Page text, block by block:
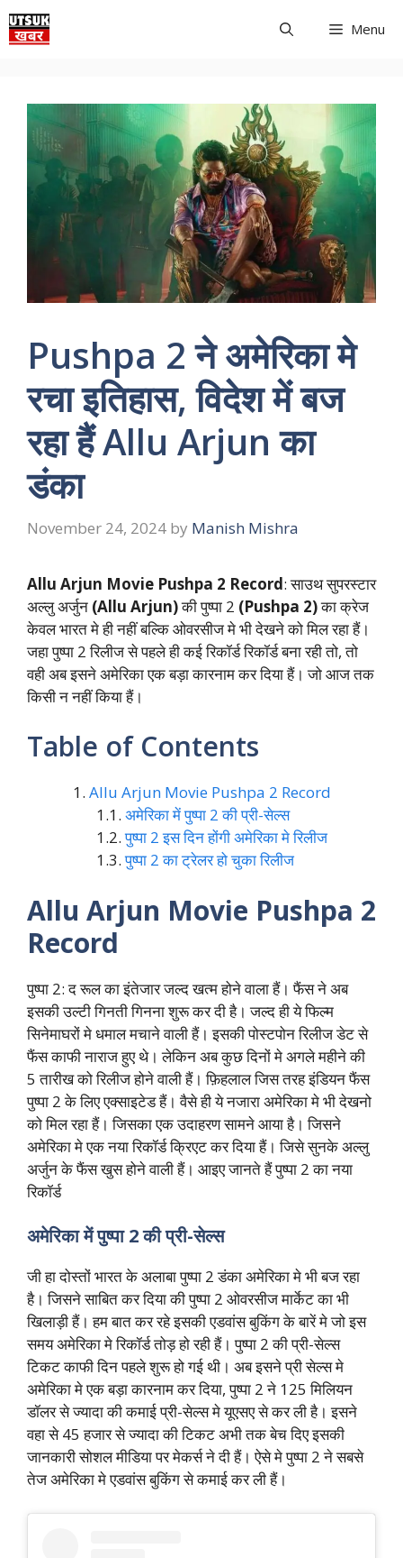
Skip
to
Menu
Pushpa 2 ने अमेरिका मे
रचा इतिहास, विदेश में बज
रहा हैं Allu Arjun का
डंका
November 24, 2024 by Manish Mishra
Allu Arjun Movie Pushpa 2 Record: साउथ सुपरस्टार
अल्लु अर्जुन (Allu Arjun)की पुष्पा 2 (Pushpa 2)का क्रेज
केवल भारत मे ही नहीं बल्कि ओवरसीज मे भी देखने को मिल रहा हैं।
जहा पुष्पा 2 रिलीज से पहले ही कई रिकॉर्ड रिकॉर्ड बना रही तो, तो
वही अब इसने अमेरिका एक बड़ा कारनाम कर दिया हैं। जो आज तक
किसी न नहीं किया हैं।
Table of Contents
Allu Arjun Movie Pushpa 2 Record
अमेरिका में पुष्पा 2 की प्री-सेल्स
पुष्पा 2 इस दिन होंगी अमेरिका मे रिलीज
पुष्पा 2 का ट्रेलर हो चुका रिलीज
Allu Arjun Movie Pushpa 2
Record
पुष्पा 2: द रूल का इंतेजार जल्द खत्म होने वाला हैं। फैंस ने अब
इसकी उल्टी गिनती गिनना शुरू कर दी है। जल्द ही ये फिल्म
सिनेमाघरों मे धमाल मचाने वाली हैं। इसकी पोस्टपोन रिलीज डेट से
फैंस काफी नाराज हुए थे। लेकिन अब कुछ दिनों मे अगले महीने की
5 तारीख को रिलीज होने वाली हैं। फ़िहलाल जिस तरह इंडियन फैंस
पुष्पा 2 के लिए एक्साइटेड हैं। वैसे ही ये नजारा अमेरिका मे भी देखनो
को मिल रहा हैं। जिसका एक उदाहरण सामने आया है। जिसने
अमेरिका मे एक नया रिकॉर्ड क्रिएट कर दिया हैं। जिसे सुनके अल्लु
अर्जुन के फैंस खुस होने वाली हैं। आइए जानते हैं पुष्पा 2 का नया
रिकॉर्ड
अमेरिका में पुष्पा 2 की प्री-सेल्स
जी हा दोस्तों भारत के अलाबा पुष्पा 2 डंका अमेरिका मे भी बज रहा
है। जिसने साबित कर दिया की पुष्पा 2 ओवरसीज मार्केट का भी
खिलाड़ी हैं। हम बात कर रहे इसकी एडवांस बुकिंग के बारें मे जो इस
समय अमेरिका मे रिकॉर्ड तोड़ हो रही हैं। पुष्पा 2 की प्री-सेल्स
टिकट काफी दिन पहले शुरू हो गई थी। अब इसने प्री सेल्स मे
अमेरिका मे एक बड़ा कारनाम कर दिया, पुष्पा 2 ने 125 मिलियन
डॉलर से ज्यादा की कमाई प्री-सेल्स मे यूएसए से कर ली है। इसने
वहा से 45 हजार से ज्यादा की टिकट अभी तक बेच दिए इसकी
जानकारी सोशल मीडिया पर मेकर्स ने दी हैं। ऐसे मे पुष्पा 2 ने सबसे
तेज अमेरिका मे एडवांस बुकिंग से कमाई कर ली हैं।